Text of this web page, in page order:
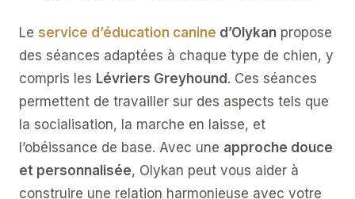
Le service d’éducation canine d’Olykan propose
des séances adaptées à chaque type de chien, y
compris les Lévriers Greyhound . Ces séances
permettent de travailler sur des aspects tels que
la socialisation, la marche en laisse, et
l’obéissance de base. Avec une approche douce
et personnalisée, Olykan peut vous aider à
construire une relation harmonieuse avec votre